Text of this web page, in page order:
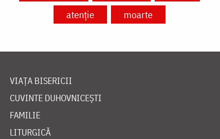
atenție
moarte
VIAȚA BISERICII
CUVINTE DUHOVNICEȘTI
FAMILIE
LITURGICĂ